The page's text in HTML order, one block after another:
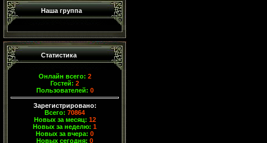
Наша группа
Статистика
Онлайн всего: 2
Гостей: 2
Пользователей: 0
Зарегистрировано:
Всего: 70864
Новых за месяц: 12
Новых за неделю: 1
Новых за вчера: 0
Новых сегодня: 0